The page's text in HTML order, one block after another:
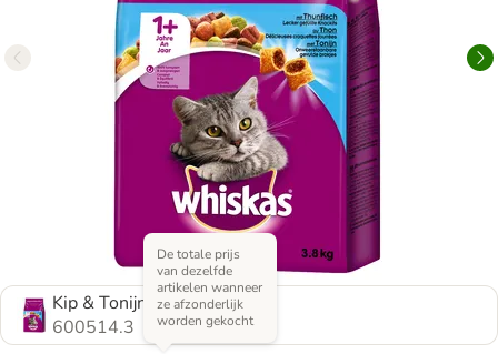
Kip & Tonijn
600514.3
De totale prijs
van dezelfde
artikelen wanneer
ze afzonderlijk
worden gekocht